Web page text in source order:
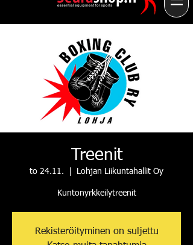
Treenit
to 24.11. Lohjan Liikuntahallit Oy
Kuntonyrkkeilytreenit
Rekisteröityminen on suljettu